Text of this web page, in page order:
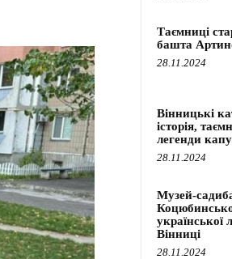
Таємниці
башта
28.11.2024
Вінницькі
історія,
легенди
28.11.2024
Музей-
української
Вінниці
28.11.2024